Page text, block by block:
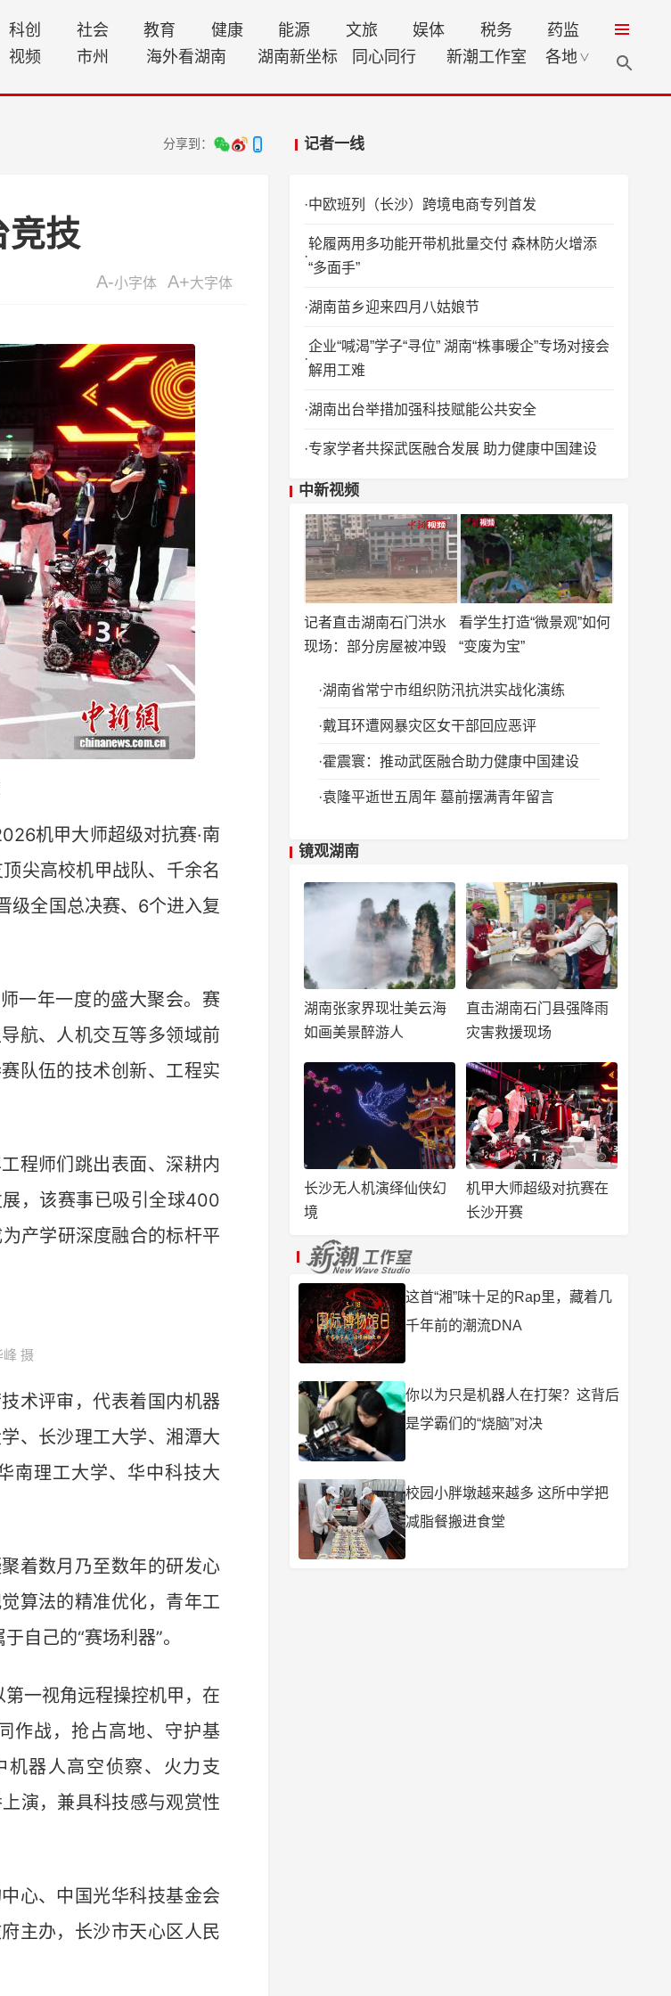
科创 社会 教育 健康 能源 文旅 娱体 税务
药监
视频 市州 海外看湖南 湖南新坐标 同心同行 新潮工作室 各地 ∨
分享到： 记者一线
竞技
A-小字体 A+大字体
机甲大师超级对抗赛·南
尖高校机甲战队、千余名
级全国总决赛、6个进入复
一年一度的盛大聚会。赛
航、人机交互等多领域前
队伍的技术创新、工程实
程师们跳出表面、深耕内
，该赛事已吸引全球400
产学研深度融合的标杆平
摄
术评审，代表着国内机器
、长沙理工大学、湘潭大
南理工大学、华中科技大
着数月乃至数年的研发心
算法的精准优化，青年工
自己的“赛场利器”。
一视角远程操控机甲，在
作战，抢占高地、守护基
器人高空侦察、火力支
演，兼具科技感与观赏性
心、中国光华科技基金会
主办，长沙市天心区人民
中欧班列（长沙）跨境电商专列首发
轮履两用多功能开带机批量交付 森林防火增添
“多面手”
湖南苗乡迎来四月八姑娘节
企业“喊渴”学子“寻位” 湖南“株事暖企”专场对接会
解用工难
湖南出台举措加强科技赋能公共安全
专家学者共探武医融合发展 助力健康中国建设
中新视频
记者直击湖南石门洪水
现场：部分房屋被冲毁
看学生打造“微景观”如何
“变废为宝”
湖南省常宁市组织防汛抗洪实战化演练
戴耳环遭网暴灾区女干部回应恶评
霍震寰：推动武医融合助力健康中国建设
袁隆平逝世五周年 墓前摆满青年留言
镜观湖南
湖南张家界现壮美云海
如画美景醉游人
直击湖南石门县强降雨
灾害救援现场
长沙无人机演绎仙侠幻
境
机甲大师超级对抗赛在
长沙开赛
这首“湘”味十足的Rap里，藏着几
千年前的潮流DNA
你以为只是机器人在打架？这背后
是学霸们的“烧脑”对决
校园小胖墩越来越多 这所中学把
减脂餐搬进食堂